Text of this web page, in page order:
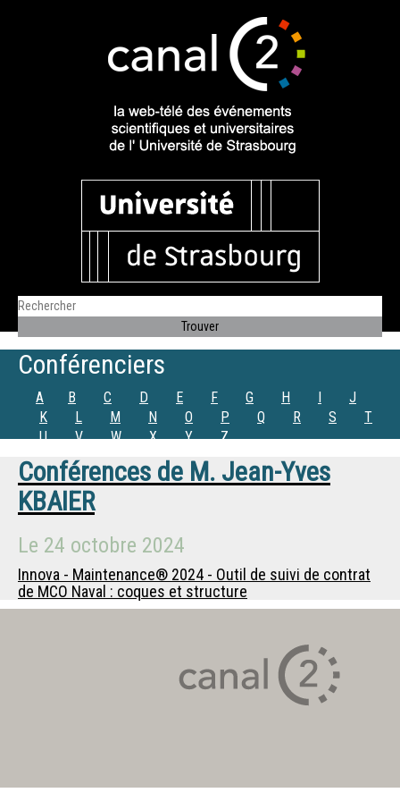
Conférenciers
A B C D E F G H I
J
K
L M N O P Q R S
T
U
V W X Y Z
Conférences de M. Jean-Yves
KBAIER
Le 24 octobre 2024
Innova - Maintenance® 2024 - Outil de suivi de contrat
de MCO Naval : coques et structure